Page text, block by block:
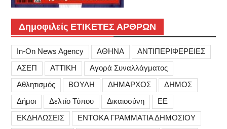
Δημοφιλείς ΕΤΙΚΕΤΕΣ ΑΡΘΡΩΝ
In-On News Agency ΑΘΗΝΑ
ΑΝΤΙΠΕΡΙΦΕΡΕΙΕΣ
ΑΣΕΠ
ΑΤΤΙΚΗ
Αγορά Συναλλάγματος
Αθλητισμός
ΒΟΥΛΗ ΔΗΜΑΡΧΟΣ
ΔΗΜΟΣ
Δήμοι
Δελτίο Τύπου Δικαιοσύνη
ΕΕ
ΕΚΔΗΛΩΣΕΙΣ
ΕΝΤΟΚΑ ΓΡΑΜΜΑΤΙΑ ΔΗΜΟΣΙΟΥ